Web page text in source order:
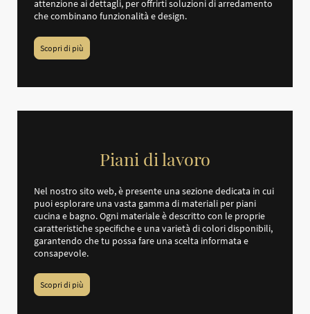
attenzione ai dettagli, per offrirti soluzioni di arredamento
che combinano funzionalità e design.
Scopri di più
Piani di lavoro
Nel nostro sito web, è presente una sezione dedicata in cui
puoi esplorare una vasta gamma di materiali per piani
cucina e bagno. Ogni materiale è descritto con le proprie
caratteristiche specifiche e una varietà di colori disponibili,
garantendo che tu possa fare una scelta informata e
consapevole.
Scopri di più